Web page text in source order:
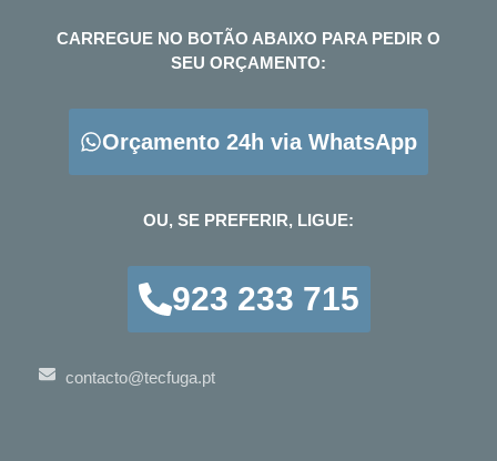
CARREGUE NO BOTÃO ABAIXO PARA PEDIR O
SEU ORÇAMENTO:
Orçamento 24h via WhatsApp
OU, SE PREFERIR, LIGUE:
923 233 715
contacto@tecfuga.pt